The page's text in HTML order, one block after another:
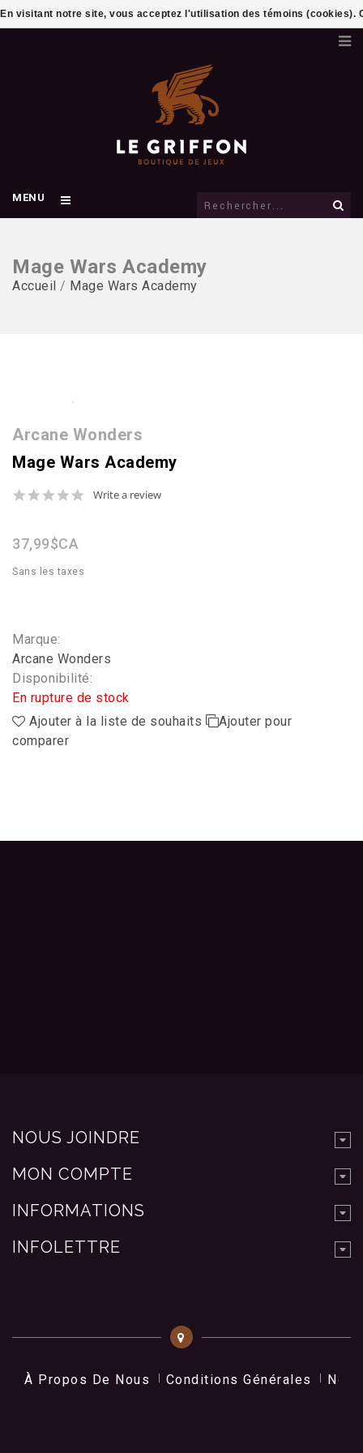
MENU
Mage Wars Academy
Accueil / Mage Wars Academy
Arcane Wonders
Mage Wars Academy
0.0
Write a review
37,99$CA
Sans les taxes
Marque:
Arcane Wonders
Disponibilité:
En rupture de stock
Ajouter à la liste de souhaits
Ajouter pour
comparer
NOUS JOINDRE
MON COMPTE
INFORMATIONS
INFOLETTRE
À Propos De Nous Conditions Générales Nos
En visitant notre site, vous acceptez l'utilisation des témoins